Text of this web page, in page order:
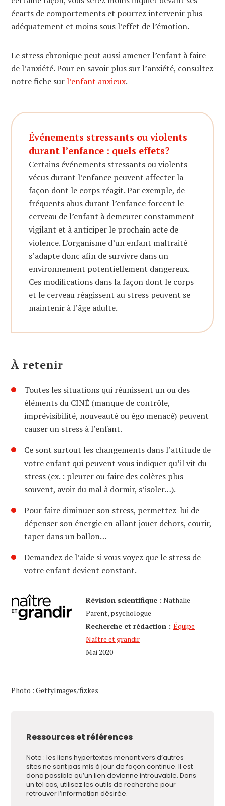
écarts de comportements et pourrez intervenir plus
adéquatement et moins sous l’effet de l’émotion.
Le stress chronique peut aussi amener l’enfant à faire
de l’anxiété. Pour en savoir plus sur l’anxiété, consultez
notre fiche surl’enfant anxieux.
Événements stressants ou violents
durant l’enfance : quels effets?
Certains événements stressants ou violents
vécus durant l’enfance peuvent affecter la
façon dont le corps réagit. Par exemple, de
fréquents abus durant l’enfance forcent le
cerveau de l’enfant à demeurer constamment
vigilant et à anticiper le prochain acte de
violence. L’organisme d’un enfant maltraité
s’adapte donc afin de survivre dans un
environnement potentiellement dangereux.
Ces modifications dans la façon dont le corps
et le cerveau réagissent au stress peuvent se
maintenir à l’âge adulte.
À retenir
Toutes les situations qui réunissent un ou des
éléments du CINÉ (manque de contrôle,
imprévisibilité, nouveauté ou égo menacé) peuvent
causer un stress à l’enfant.
Ce sont surtout les changements dans l’attitude de
votre enfant qui peuvent vous indiquer qu’il vit du
stress (ex. : pleurer ou faire des colères plus
souvent, avoir du mal à dormir, s’isoler…).
Pour faire diminuer son stress, permettez-lui de
dépenser son énergie en allant jouer dehors, courir,
taper dans un ballon…
Demandez de l’aide si vous voyez que le stress de
votre enfant devient constant.
Révision scientifique : Nathalie
Parent, psychologue
Recherche et rédaction : Équipe
Naître et grandir
Mai 2020
Photo : GettyImages/fizkes
Ressources et références
Note : les liens hypertextes menant vers d’autres
sites ne sont pas mis à jour de façon continue. Il est
donc possible qu’un lien devienne introuvable. Dans
un tel cas, utilisez les outils de recherche pour
retrouver l’information désirée.